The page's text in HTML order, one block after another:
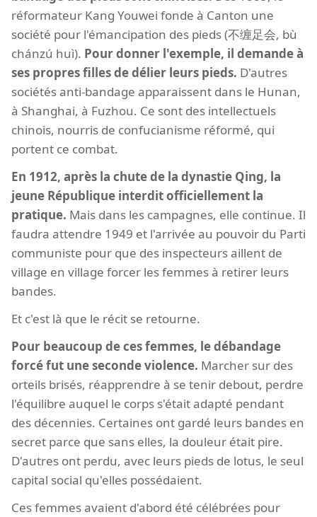
réformateur Kang Youwei fonde à Canton une
société pour l'émancipation des pieds (不缠足会, bù
chánzú huì). Pour donner l'exemple, il demande à
ses propres filles de délier leurs pieds. D'autres
sociétés anti-bandage apparaissent dans le Hunan,
à Shanghai, à Fuzhou. Ce sont des intellectuels
chinois, nourris de confucianisme réformé, qui
portent ce combat.
En 1912, après la chute de la dynastie Qing, la
jeune République interdit officiellement la
pratique. Mais dans les campagnes, elle continue. Il
faudra attendre 1949 et l'arrivée au pouvoir du Parti
communiste pour que des inspecteurs aillent de
village en village forcer les femmes à retirer leurs
bandes.
Et c'est là que le récit se retourne.
Pour beaucoup de ces femmes, le débandage
forcé fut une seconde violence. Marcher sur des
orteils brisés, réapprendre à se tenir debout, perdre
l'équilibre auquel le corps s'était adapté pendant
des décennies. Certaines ont gardé leurs bandes en
secret parce que sans elles, la douleur était pire.
D'autres ont perdu, avec leurs pieds de lotus, le seul
capital social qu'elles possédaient.
Ces femmes avaient d'abord été célébrées pour